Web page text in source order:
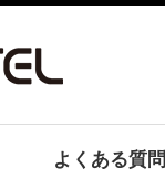
よくある質問